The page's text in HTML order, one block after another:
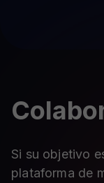
Si su objetivo
plataforma de